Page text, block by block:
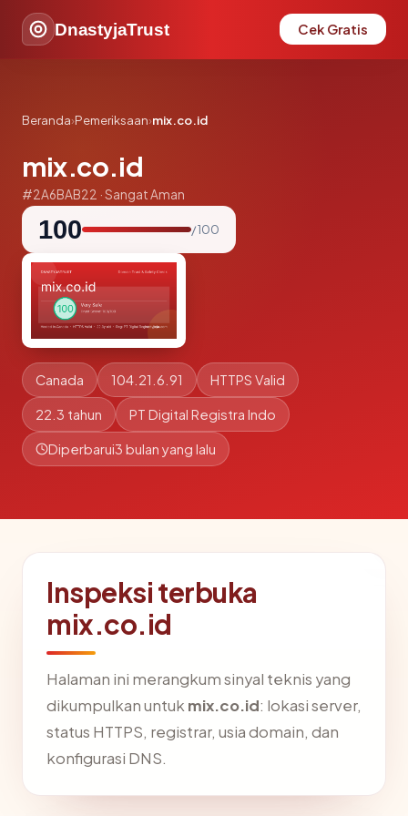
DnastyjaTrust Cek Gratis
Beranda›Pemeriksaan›mix.co.id
mix.co.id
#2A6BAB22 · Sangat Aman
100 / 100
Canada 104.21.6.91 HTTPS Valid
22.3 tahun PT Digital Registra Indo
Diperbarui3 bulan yang lalu
Inspeksi terbuka
mix.co.id
Halaman ini merangkum sinyal teknis yang
dikumpulkan untuk mix.co.id: lokasi server,
status HTTPS, registrar, usia domain, dan
konfigurasi DNS.